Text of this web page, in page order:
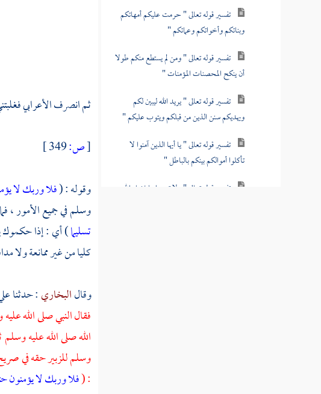
تفسير قوله تعالى " حرمت عليكم أمهاتكم
وبناتكم وأخواتكم وعماتكم "
تفسير قوله تعالى " ومن لم يستطع منكم طولا
أن ينكح المحصنات المؤمنات "
تفسير قوله تعالى " يريد الله ليبين لكم
ويهديكم سنن الذين من قبلكم ويتوب عليكم "
تفسير قوله تعالى " يا أيها الذين آمنوا لا
تأكلوا أموالكم بينكم بالباطل "
تفسير قوله تعالى " ولا تتمنوا ما فضل الله به
ثم انصرف الأعرابي
[ص:
وقوله : (فلا وربك لا
وسلم في جميع الأمور ،
تسليما) أي : إذا حكموك
كليا من غير ممانعة ولا
وقالالبخاري: حدثنا
فقال النبي صلى الله
الله صلى الله عليه
وسلمللزبيرحقه في
: (فلا وربك لا يؤمنون